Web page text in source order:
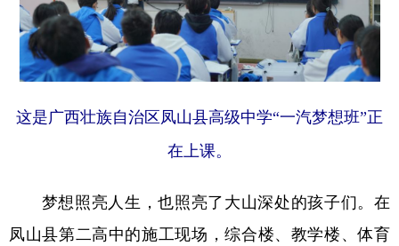
这是广西壮族自治区凤山县高级中学“一汽梦想班”正
在上课。
梦想照亮人生，也照亮了大山深处的孩子们。在
凤山县第二高中的施工现场，综合楼、教学楼、体育